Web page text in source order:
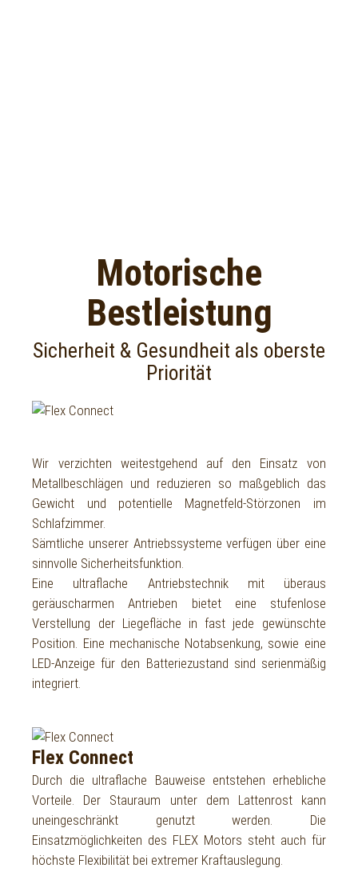
Motorische
Bestleistung
Sicherheit & Gesundheit als oberste
Priorität
Wir verzichten weitestgehend auf den Einsatz von
Metallbeschlägen und reduzieren so maßgeblich das
Gewicht und potentielle Magnetfeld-Störzonen im
Schlafzimmer.
Sämtliche unserer Antriebssysteme verfügen über eine
sinnvolle Sicherheitsfunktion.
Eine ultraflache Antriebstechnik mit überaus
geräuscharmen Antrieben bietet eine stufenlose
Verstellung der Liegefläche in fast jede gewünschte
Position. Eine mechanische Notabsenkung, sowie eine
LED-Anzeige für den Batteriezustand sind serienmäßig
integriert.
Flex Connect
Durch die ultraflache Bauweise entstehen erhebliche
Vorteile. Der Stauraum unter dem Lattenrost kann
uneingeschränkt genutzt werden. Die
Einsatzmöglichkeiten des FLEX Motors steht auch für
höchste Flexibilität bei extremer Kraftauslegung.